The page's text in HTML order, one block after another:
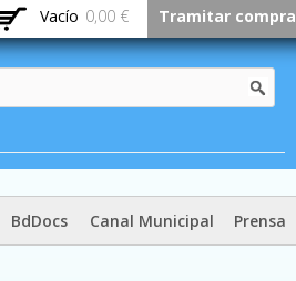
Vacío 0,00 € Tramitar compra
BdDocs Canal Municipal Prensa